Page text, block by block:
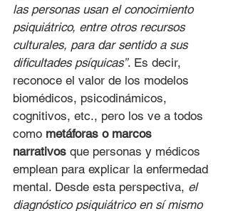
las personas usan el conocimiento
psiquiátrico, entre otros recursos
culturales, para dar sentido a sus
dificultades psíquicas”. Es decir,
reconoce el valor de los modelos
biomédicos, psicodinámicos,
cognitivos, etc., pero los ve a todos
como metáforas o marcos
narrativos que personas y médicos
emplean para explicar la enfermedad
mental. Desde esta perspectiva, el
diagnóstico psiquiátrico en sí mismo